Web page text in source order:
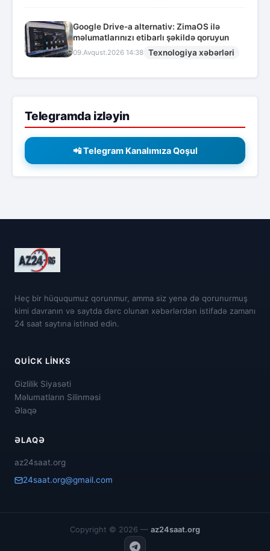
Google Drive-a alternativ: ZimaOS ilə
məlumatlarınızı etibarlı şəkildə qoruyun
09.Avqust.2026 14:38 Texnologiya xəbərləri
Telegramda izləyin
📲 Telegram Kanalımıza Qoşul
Heç bir hüququmuz qorunmur, amma siz yenə də qorunurmuş
kimi davranın və saytda dərc olunan xəbərlərdən istifadə zamanı
24 saat saytına istinad edin.
QUICK LINKS
Gizlilik Siyasəti
Məlumatların Silinməsi
Əlaqə
ƏLAQƏ
az24saat.org
24saat.org@gmail.com
Copyright © 2026 — az24saat.org